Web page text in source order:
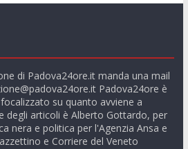
di Padova24ore.it manda una mail
Padova24ore è
su quanto avviene a
degli articoli è Alberto Gottardo, per
nera e politica per l'Agenzia Ansa e
e Corriere del Veneto